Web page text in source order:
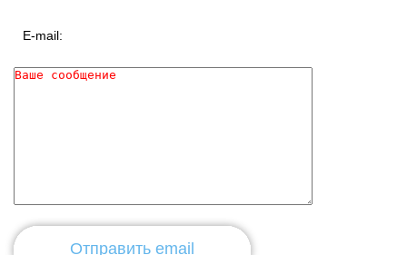
Отправить email
Отправить email
Отправить email